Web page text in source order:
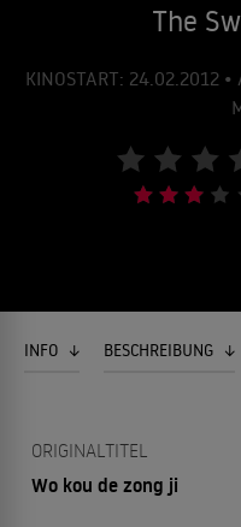
The
KINOSTART: 24.02.2012
INFO BESCHREIBUNG
ORIGINALTITEL
Wo kou de zong ji